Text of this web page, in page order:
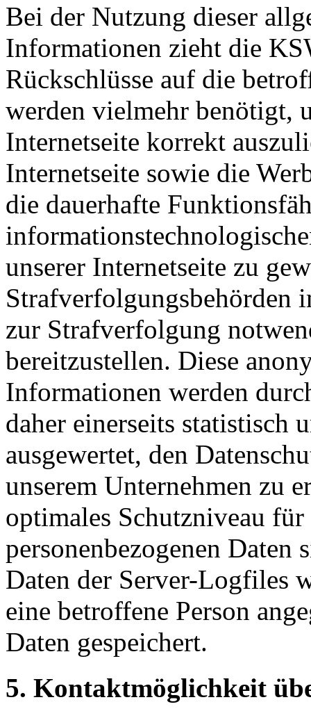
Bei der Nutzung dieser
Informationen zieht die
Rückschlüsse auf die
werden vielmehr benötigt,
Internetseite korrekt
Internetseite sowie die
die dauerhafte
unserer Internetseite zu
Strafverfolgungsbehörden
zur Strafverfolgung
bereitzustellen. Diese
Informationen werden
daher einerseits statistisch
ausgewertet, den
unserem Unternehmen zu
optimales Schutzniveau
personenbezogenen Daten
Daten der Server-Logfiles
eine betroffene Person
Daten gespeichert.
5. Kontaktmöglichkeit